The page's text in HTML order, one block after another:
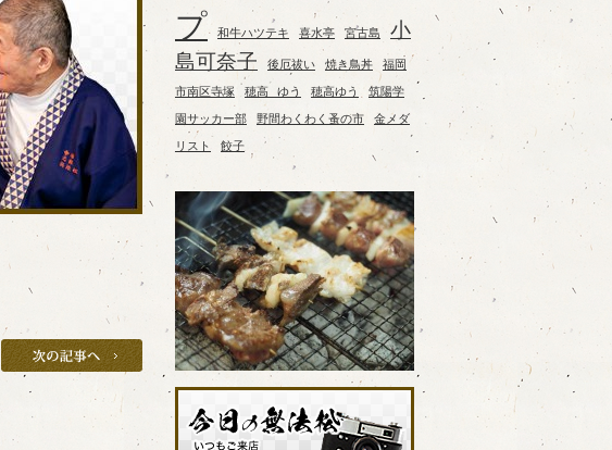
プ
和牛ハツテキ 喜水亭 宮古島
小
島可奈子
後厄祓い 焼き鳥丼 福岡
市南区寺塚 穂高 ゆう 穂高ゆう 筑陽学
園サッカー部 野間わくわく蚤の市 金メダ
リスト 餃子